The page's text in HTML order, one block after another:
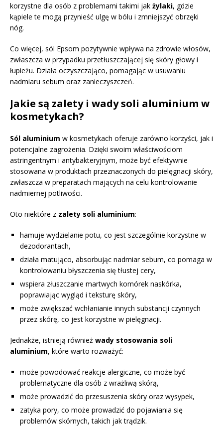
korzystne dla osób z problemami takimi jak żylaki, gdzie
kąpiele te mogą przynieść ulgę w bólu i zmniejszyć obrzęki
nóg.
Co więcej, sól Epsom pozytywnie wpływa na zdrowie włosów,
zwłaszcza w przypadku przetłuszczającej się skóry głowy i
łupieżu. Działa oczyszczająco, pomagając w usuwaniu
nadmiaru sebum oraz zanieczyszczeń.
Jakie są zalety i wady soli aluminium w
kosmetykach?
Sól aluminium w kosmetykach oferuje zarówno korzyści, jak i
potencjalne zagrożenia. Dzięki swoim właściwościom
astringentnym i antybakteryjnym, może być efektywnie
stosowana w produktach przeznaczonych do pielęgnacji skóry,
zwłaszcza w preparatach mających na celu kontrolowanie
nadmiernej potliwości.
Oto niektóre z zalety soli aluminium:
hamuje wydzielanie potu, co jest szczególnie korzystne w
dezodorantach,
działa matująco, absorbując nadmiar sebum, co pomaga w
kontrolowaniu błyszczenia się tłustej cery,
wspiera złuszczanie martwych komórek naskórka,
poprawiając wygląd i teksturę skóry,
może zwiększać wchłanianie innych substancji czynnych
przez skórę, co jest korzystne w pielęgnacji.
Jednakże, istnieją również wady stosowania soli
aluminium, które warto rozważyć:
może powodować reakcje alergiczne, co może być
problematyczne dla osób z wrażliwą skórą,
może prowadzić do przesuszenia skóry oraz wysypek,
zatyka pory, co może prowadzić do pojawiania się
problemów skórnych, takich jak trądzik.